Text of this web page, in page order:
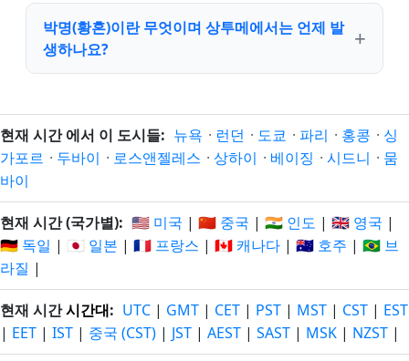
박명(황혼)이란 무엇이며 상투메에서는 언제 발
생하나요?
현재 시간 에서 이 도시들: 뉴욕 · 런던 · 도쿄 · 파리 · 홍콩 · 싱
가포르 · 두바이 · 로스앤젤레스 · 상하이 · 베이징 · 시드니 · 뭄
바이
현재 시간 (국가별): 🇺🇸 미국 | 🇨🇳 중국 | 🇮🇳 인도 | 🇬🇧 영국 |
🇩🇪 독일 | 🇯🇵 일본 | 🇫🇷 프랑스 | 🇨🇦 캐나다 | 🇦🇺 호주 | 🇧🇷 브
라질 |
현재 시간시간대: UTC | GMT | CET | PST | MST | CST | EST
| EET | IST | 중국 (CST) | JST | AEST | SAST | MSK | NZST |